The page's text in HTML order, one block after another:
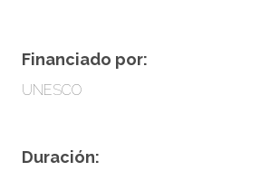
Financiado por:
UNESCO
Duración: